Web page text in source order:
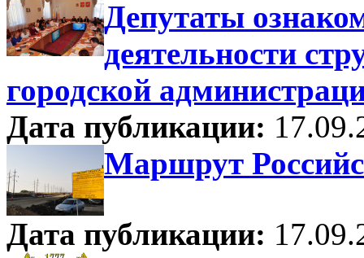
Депутаты
деятельности
городской
Дата публикации:
Маршрут
Дата публикации: